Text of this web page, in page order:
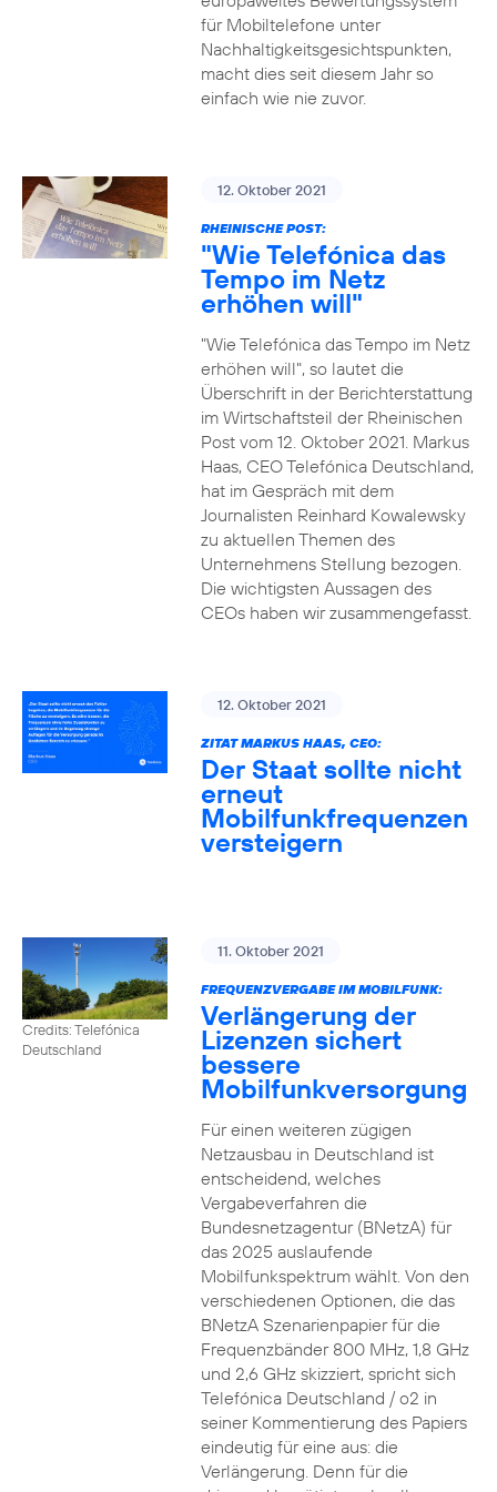
für Mobiltelefone unter
Nachhaltigkeitsgesichtspunkten,
macht dies seit diesem Jahr so
einfach wie nie zuvor.
12. Oktober 2021
RHEINISCHE POST:
"Wie Telefónica das
Tempo im Netz
erhöhen will"
"Wie Telefónica das Tempo im Netz
erhöhen will", so lautet die
Überschrift in der Berichterstattung
im Wirtschaftsteil der Rheinischen
Post vom 12. Oktober 2021. Markus
Haas, CEO Telefónica Deutschland,
hat im Gespräch mit dem
Journalisten Reinhard Kowalewsky
zu aktuellen Themen des
Unternehmens Stellung bezogen.
Die wichtigsten Aussagen des
CEOs haben wir zusammengefasst.
12. Oktober 2021
ZITAT MARKUS HAAS, CEO:
Der Staat sollte nicht
erneut
Mobilfunkfrequenzen
versteigern
Credits: Telefónica
Deutschland
11. Oktober 2021
FREQUENZVERGABE IM MOBILFUNK:
Verlängerung der
Lizenzen sichert
bessere
Mobilfunkversorgung
Für einen weiteren zügigen
Netzausbau in Deutschland ist
entscheidend, welches
Vergabeverfahren die
Bundesnetzagentur (BNetzA) für
das 2025 auslaufende
Mobilfunkspektrum wählt. Von den
verschiedenen Optionen, die das
BNetzA Szenarienpapier für die
Frequenzbänder 800 MHz, 1,8 GHz
und 2,6 GHz skizziert, spricht sich
Telefónica Deutschland / o2 in
seiner Kommentierung des Papiers
eindeutig für eine aus: die
Verlängerung. Denn für die